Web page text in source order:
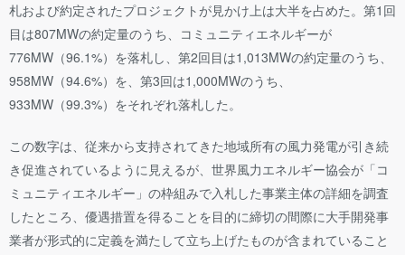
札および約定されたプロジェクトが見かけ上は大半を占めた。第1回
目は807MWの約定量のうち、コミュニティエネルギーが
776MW（96.1%）を落札し、第2回目は1,013MWの約定量のうち、
958MW（94.6%）を、第3回は1,000MWのうち、
933MW（99.3%）をそれぞれ落札した。
この数字は、従来から支持されてきた地域所有の風力発電が引き続
き促進されているように見えるが、世界風力エネルギー協会が「コ
ミュニティエネルギー」の枠組みで入札した事業主体の詳細を調査
したところ、優遇措置を得ることを目的に締切の間際に大手開発事
業者が形式的に定義を満たして立ち上げたものが含まれていること